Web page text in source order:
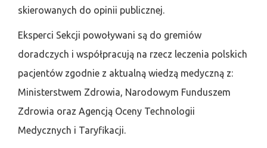
skierowanych do opinii publicznej.
Eksperci Sekcji powoływani są do gremiów
doradczych i współpracują na rzecz leczenia polskich
pacjentów zgodnie z aktualną wiedzą medyczną z:
Ministerstwem Zdrowia, Narodowym Funduszem
Zdrowia oraz Agencją Oceny Technologii
Medycznych i Taryfikacji.